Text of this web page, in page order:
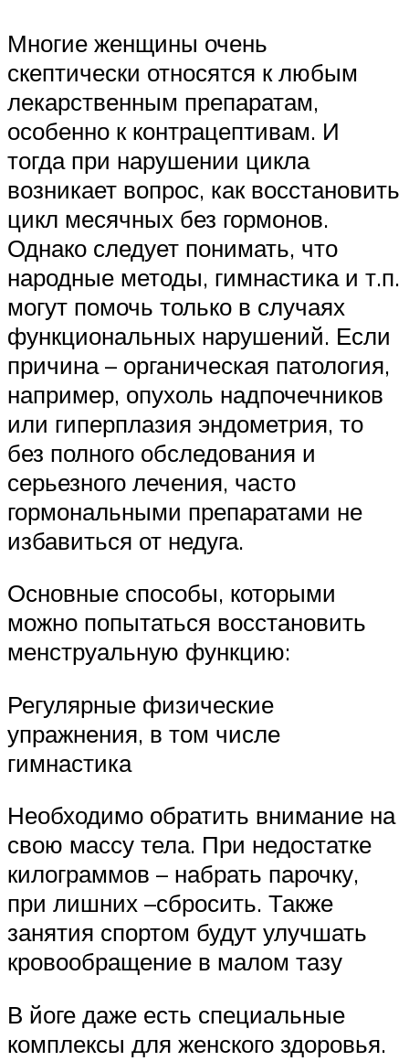
Многие женщины очень
скептически относятся к любым
лекарственным препаратам,
особенно к контрацептивам. И
тогда при нарушении цикла
возникает вопрос, как восстановить
цикл месячных без гормонов.
Однако следует понимать, что
народные методы, гимнастика и т.п.
могут помочь только в случаях
функциональных нарушений. Если
причина – органическая патология,
например, опухоль надпочечников
или гиперплазия эндометрия, то
без полного обследования и
серьезного лечения, часто
гормональными препаратами не
избавиться от недуга.
Основные способы, которыми
можно попытаться восстановить
менструальную функцию:
Регулярные физические
упражнения, в том числе
гимнастика
Необходимо обратить внимание на
свою массу тела. При недостатке
килограммов – набрать парочку,
при лишних –сбросить. Также
занятия спортом будут улучшать
кровообращение в малом тазу
В йоге даже есть специальные
комплексы для женского здоровья.